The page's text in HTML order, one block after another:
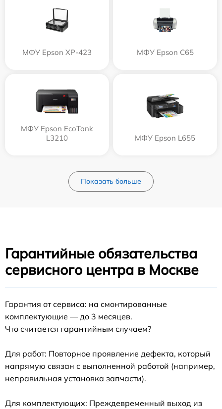
МФУ Epson XP-423 МФУ Epson C65
МФУ Epson EcoTank
L3210
МФУ Epson L655
Показать больше
Гарантийные обязательства
сервисного центра в Москве
Гарантия от сервиса: на смонтированные
комплектующие — до 3 месяцев.
Что считается гарантийным случаем?
Для работ: Повторное проявление дефекта, который
напрямую связан с выполненной работой (например,
неправильная установка запчасти).
Для комплектующих: Преждевременный выход из